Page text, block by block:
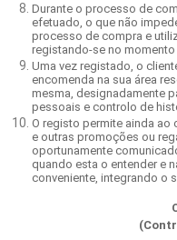
Durante o processo de
efetuado, o que não
processo de compra e
registando-se no
Uma vez registado, o
encomenda na sua área
mesma, designadamente
pessoais e controlo de
O registo permite ainda ao
e outras promoções ou
oportunamente
quando esta o entender e
conveniente, integrando o